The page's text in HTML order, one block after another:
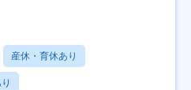
産休・育休あり